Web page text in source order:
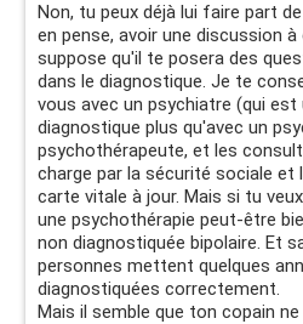
Non, tu peux déjà lui faire part
en pense, avoir une discussion
suppose qu'il te posera des
dans le diagnostique. Je te
vous avec un psychiatre (qui est
diagnostique plus qu'avec un
psychothérapeute, et les
charge par la sécurité sociale et
carte vitale à jour. Mais si tu
une psychothérapie peut-être
non diagnostiquée bipolaire. Et
personnes mettent quelques
diagnostiquées correctement.
Mais il semble que ton copain